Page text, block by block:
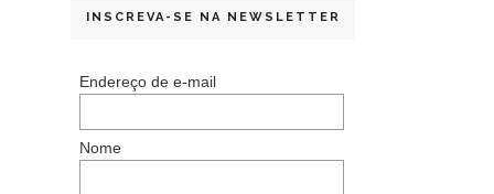
INSCREVA-SE NA NEWSLETTER
Endereço de e-mail
Nome